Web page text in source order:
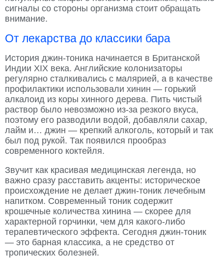
сигналы со стороны организма стоит обращать
внимание.
От лекарства до классики бара
История джин-тоника начинается в Британской
Индии XIX века. Английские колонизаторы
регулярно сталкивались с малярией, а в качестве
профилактики использовали хинин — горький
алкалоид из коры хинного дерева. Пить чистый
раствор было невозможно из-за резкого вкуса,
поэтому его разводили водой, добавляли сахар,
лайм и… джин — крепкий алкоголь, который и так
был под рукой. Так появился прообраз
современного коктейля.
Звучит как красивая медицинская легенда, но
важно сразу расставить акценты: историческое
происхождение не делает джин-тоник лечебным
напитком. Современный тоник содержит
крошечные количества хинина — скорее для
характерной горчинки, чем для какого-либо
терапевтического эффекта. Сегодня джин-тоник
— это барная классика, а не средство от
тропических болезней.